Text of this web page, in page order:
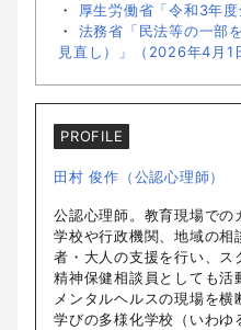
・ 厚生労働省「令和3年
・ 法務省「民法等の一部
見直し）」（2026年4月1
PROFILE
田村 俊作（公認心理師）
公認心理師。教育現場での
学校や行政機関、地域の相
者・大人の支援を行い、ス
精神保健相談員としても活
メンタルヘルスの現場を
学びの多様化学校（いわゆ